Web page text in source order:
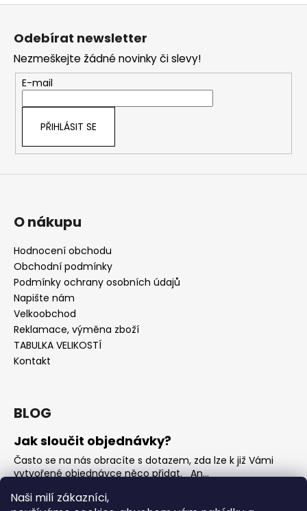
Naši milí zákazníci,
Z
Odebírat newsletter
Nezmeškejte žádné novinky či slevy!
E-mail
PŘIHLÁSIT SE
O nákupu
Hodnocení obchodu
Obchodní podmínky
Podmínky ochrany osobních údajů
Napište nám
Velkoobchod
Reklamace, výměna zboží
TABULKA VELIKOSTÍ
Kontakt
BLOG
Jak sloučit objednávky?
Často se na nás obracíte s dotazem, zda lze k již Vámi
vytvořené objednávce něco přidat. An...
Jak vybrat rostoucí overal na jaro?